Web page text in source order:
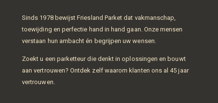
Sinds 1978 bewijst Friesland Parket dat vakmanschap,
toewijding en perfectie hand in hand gaan. Onze mensen
verstaan hun ambacht én begrijpen uw wensen.
Zoekt u een parketteur die denkt in oplossingen en bouwt
aan vertrouwen? Ontdek zelf waarom klanten ons al 45 jaar
vertrouwen.